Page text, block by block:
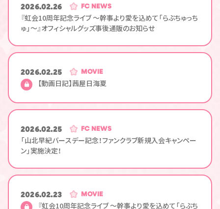
2026.02.26
FC NEWS
『虹会10周年記念ライブ ～幹事より愛を込めて「らぶちゅっち
ゅ」～』オフィシャルグッズ事後通販のお知らせ
2026.02.25
MOVIE
【動画日記】茜屋日海夏
2026.02.25
FC NEWS
「山北早紀バースデー記念！ファンクラブ新規入会キャンペー
ン」実施決定！
2026.02.23
MOVIE